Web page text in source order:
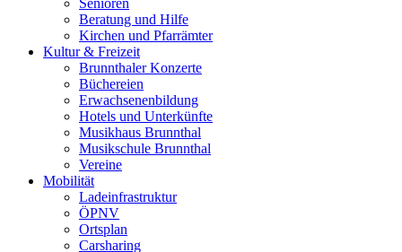
Senioren
Beratung und Hilfe
Kirchen und Pfarrämter
Kultur & Freizeit
Brunnthaler Konzerte
Büchereien
Erwachsenenbildung
Hotels und Unterkünfte
Musikhaus Brunnthal
Musikschule Brunnthal
Vereine
Mobilität
Ladeinfrastruktur
ÖPNV
Ortsplan
Carsharing